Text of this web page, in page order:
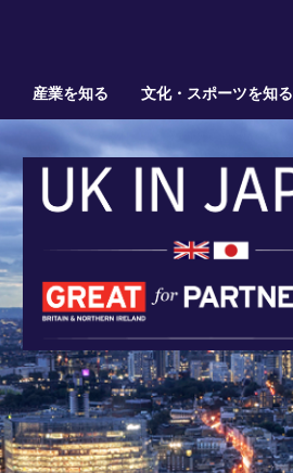
産業を知る 文化・スポーツを知る